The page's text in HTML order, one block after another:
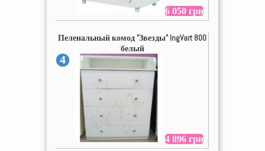
6 050 грн
Пеленальный комод "Звезды" IngVart 800
белый
4
4 896 грн